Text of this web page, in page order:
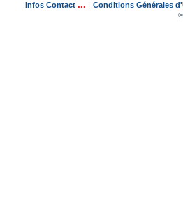
Infos Contact ... Conditions Générales
©